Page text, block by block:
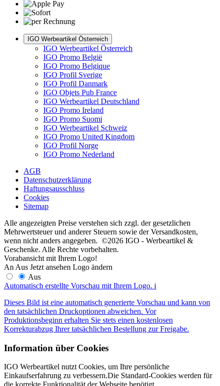
IGO Werbeartikel Österreich
IGO Werbeartikel Österreich
IGO Promo België
IGO Promo Belgique
IGO Profil Sverige
IGO Profil Danmark
IGO Objets Pub France
IGO Werbeartikel Deutschland
IGO Promo Ireland
IGO Promo Suomi
IGO Werbeartikel Schweiz
IGO Promo United Kingdom
IGO Profil Norge
IGO Promo Nederland
AGB
Datenschutzerklärung
Haftungsausschluss
Cookies
Sitemap
Alle angezeigten Preise verstehen sich zzgl. der gesetzlichen
Mehrwertsteuer und anderer Steuern sowie der Versandkosten,
wenn nicht anders angegeben. ©2026 IGO - Werbeartikel &
Geschenke. Alle Rechte vorbehalten.
Vorabansicht mit Ihrem Logo!
An Aus Jetzt ansehen Logo ändern
Aus
Automatisch erstellte Vorschau mit Ihrem Logo. i
Dieses Bild ist eine automatisch generierte Vorschau und kann von
den tatsächlichen Druckoptionen abweichen. Vor
Produktionsbeginn erhalten Sie stets einen kostenlosen
Korrekturabzug Ihrer tatsächlichen Bestellung zur Freigabe.
Information über Cookies
IGO Werbeartikel nutzt Cookies, um Ihre persönliche
Einkaufserfahrung zu verbessern.Die Standard-Cookies werden für